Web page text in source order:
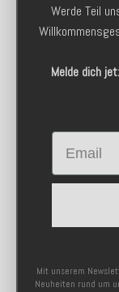
Werde Teil
Melde dich
Email
Mit unserem
Neuheiten rund um